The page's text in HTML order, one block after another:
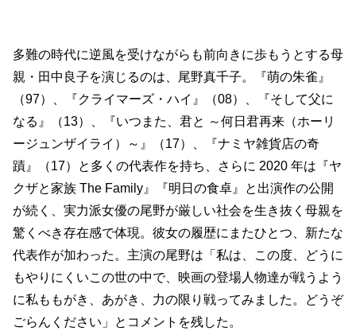
多難の時代に逆風を受けながらも前向きに歩もうとする母
親・田中良子を演じるのは、尾野真千子。『萌の朱雀』
（97）、『クライマーズ・ハイ』（08）、『そして父に
なる』（13）、『いつまた、君と ～何日君再来（ホーリ
ージュンザイライ）～』（17）、『ナミヤ雑貨店の奇
蹟』（17）と多くの代表作を持ち、さらに 2020 年は『ヤ
クザと家族 The Family』『明日の食卓』と出演作の公開
が続く、実力派女優の尾野が厳しい社会を生き抜く母親を
驚くべき存在感で体現。彼女の履歴にまたひとつ、新たな
代表作が加わった。主演の尾野は「私は、この度、どうに
もやりにくいこの世の中で、映画の登場人物達が戦うよう
に私ももがき、あがき、力の限り戦ってみました。どうぞ
ごらんください」とコメントを残した。